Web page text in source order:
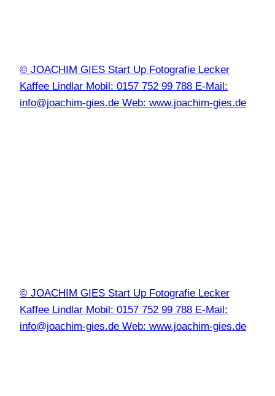
© JOACHIM GIES Start Up Fotografie Lecker
Kaffee Lindlar Mobil: 0157 752 99 788 E-Mail:
info@joachim-gies.de Web: www.joachim-gies.de
© JOACHIM GIES Start Up Fotografie Lecker
Kaffee Lindlar Mobil: 0157 752 99 788 E-Mail:
info@joachim-gies.de Web: www.joachim-gies.de